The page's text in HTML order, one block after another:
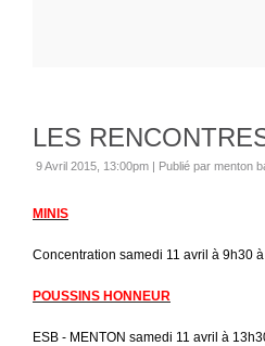
LES
9 Avril 2015, 13:00pm | Publié par menton
MINIS
Concentration samedi 11 avril à 9h30
POUSSINS HONNEUR
ESB - MENTON samedi 11 avril à